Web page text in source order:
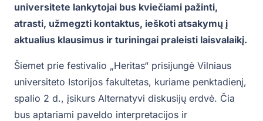
universitete lankytojai bus kviečiami pažinti,
atrasti, užmegzti kontaktus, ieškoti atsakymų į
aktualius klausimus ir turiningai praleisti laisvalaikį.
Šiemet prie festivalio „Heritas“ prisijungė Vilniaus
universiteto Istorijos fakultetas, kuriame penktadienį,
spalio 2 d., įsikurs Alternatyvi diskusijų erdvė. Čia
bus aptariami paveldo interpretacijos ir